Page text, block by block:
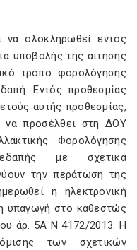
ολοκληρωθεί εντός
υποβολής της αίτησης
τρόπο φορολόγησης
Εντός προθεσμίας
αυτής προθεσμίας,
να προσέλθει στη ΔΟΥ
Φορολόγησης
με σχετικά
την περάτωση της
η ηλεκτρονική
υπαγωγή στο καθεστώς
άρ. 5Α Ν 4172/2013. Η
των σχετικών